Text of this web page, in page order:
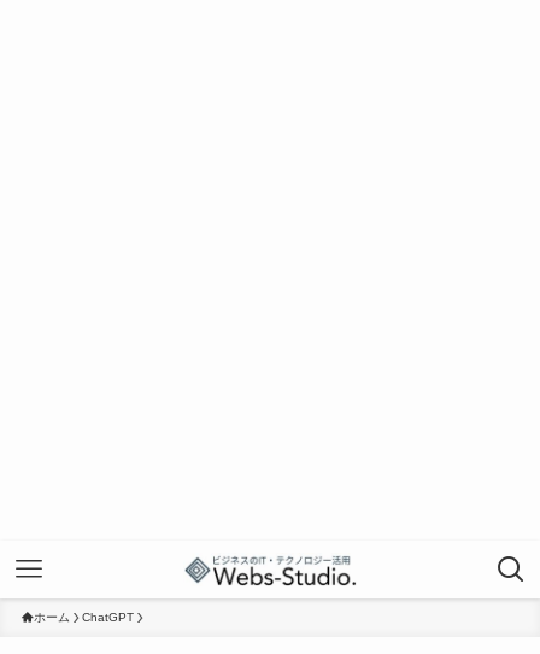
ホーム ChatGPT